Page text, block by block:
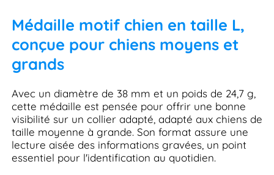
Médaille motif chien en taille L,
conçue pour chiens moyens et
grands
Avec un diamètre de 38 mm et un poids de 24,7 g,
cette médaille est pensée pour offrir une bonne
visibilité sur un collier adapté, adapté aux chiens de
taille moyenne à grande. Son format assure une
lecture aisée des informations gravées, un point
essentiel pour l'identification au quotidien.